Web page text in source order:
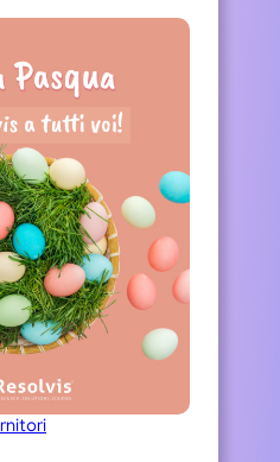
Pasqua ai nostri